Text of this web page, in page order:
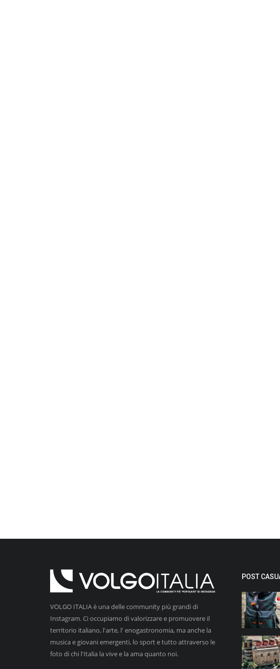
VOLGO ITALIA è una delle community più grandi di
Instagram. Ci occupiamo di valorizzare e promuovere il
territorio italiano, l'arte, l' enogastronomia, ma anche la
musica e giovani emergenti, lo sport e tutto attraverso le
foto di chi l'Italia la vive e la ama quanto noi.
POST